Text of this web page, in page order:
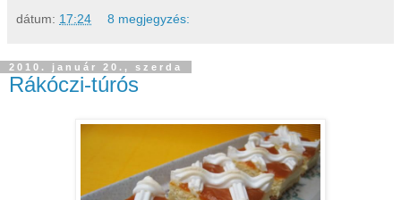
dátum: 17:24 8 megjegyzés:
2010. január 20., szerda
Rákóczi-túrós